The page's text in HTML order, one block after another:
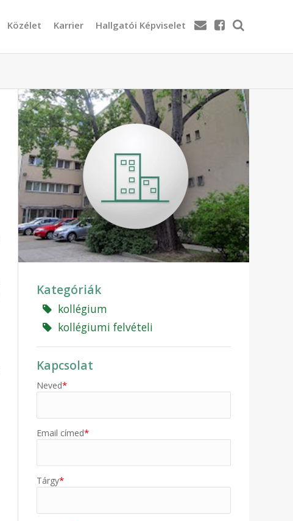
Közélet Karrier Hallgatói Képviselet
Kategóriák
kollégium
kollégiumi felvételi
Kapcsolat
Neved*
Email címed*
Tárgy*